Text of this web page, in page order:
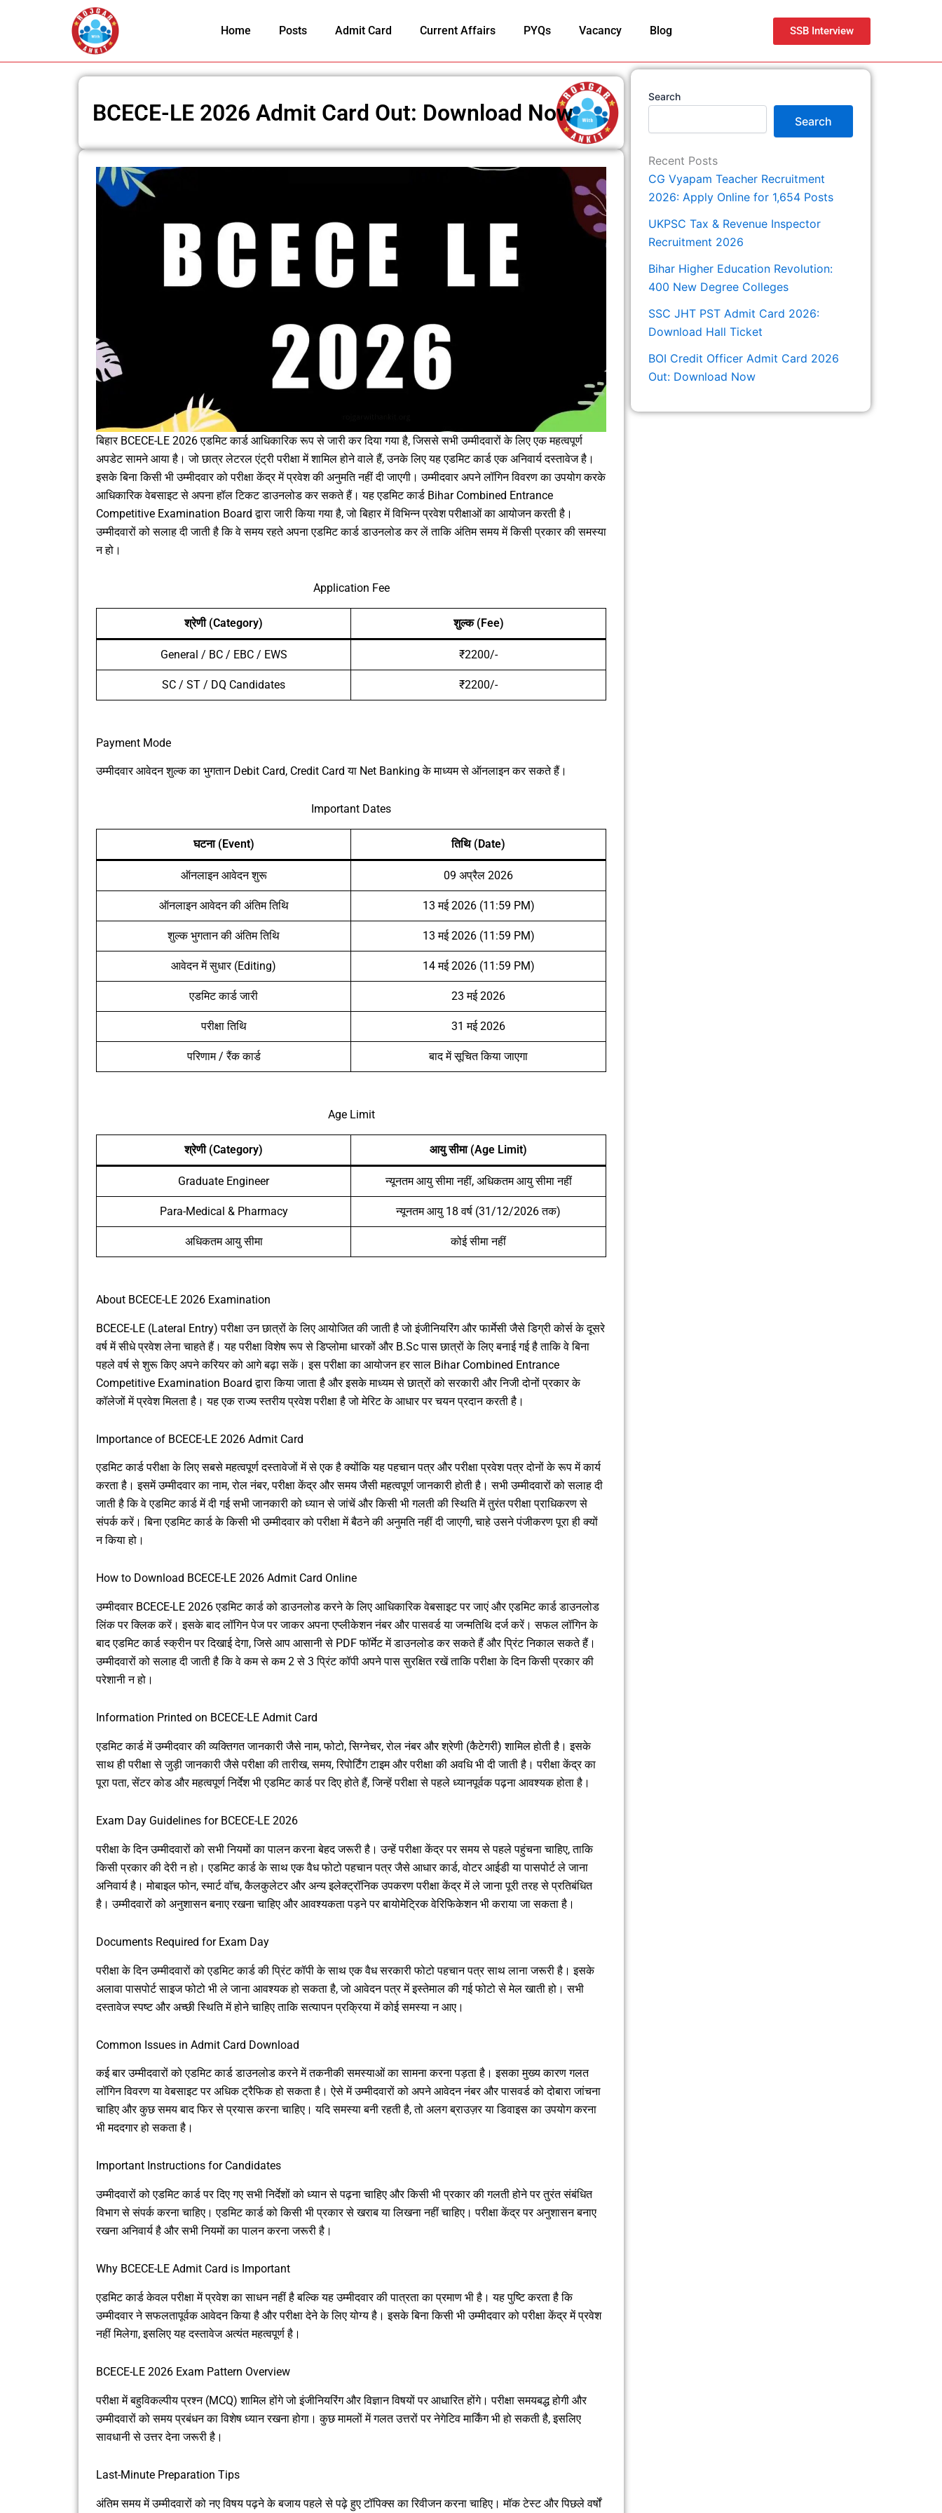
Home Posts Admit Card Current Affairs PYQs Vacancy Blog SSB Interview
BCECE-LE 2026 Admit Card Out: Download Now
बिहार BCECE-LE 2026 एडमिट कार्ड आधिकारिक रूप से जारी कर दिया गया है, जिससे सभी उम्मीदवारों के लिए एक महत्वपूर्ण
अपडेट सामने आया है। जो छात्र लेटरल एंट्री परीक्षा में शामिल होने वाले हैं, उनके लिए यह एडमिट कार्ड एक अनिवार्य दस्तावेज है।
इसके बिना किसी भी उम्मीदवार को परीक्षा केंद्र में प्रवेश की अनुमति नहीं दी जाएगी। उम्मीदवार अपने लॉगिन विवरण का उपयोग करके
आधिकारिक वेबसाइट से अपना हॉल टिकट डाउनलोड कर सकते हैं। यह एडमिट कार्ड Bihar Combined Entrance
Competitive Examination Board द्वारा जारी किया गया है, जो बिहार में विभिन्न प्रवेश परीक्षाओं का आयोजन करती है।
उम्मीदवारों को सलाह दी जाती है कि वे समय रहते अपना एडमिट कार्ड डाउनलोड कर लें ताकि अंतिम समय में किसी प्रकार की समस्या
न हो।
Application Fee
श्रेणी (Category) शुल्क (Fee)
General / BC / EBC / EWS ₹2200/-
SC / ST / DQ Candidates ₹2200/-
Payment Mode
उम्मीदवार आवेदन शुल्क का भुगतान Debit Card, Credit Card या Net Banking के माध्यम से ऑनलाइन कर सकते हैं।
Important Dates
घटना (Event) तिथि (Date)
ऑनलाइन आवेदन शुरू 09 अप्रैल 2026
ऑनलाइन आवेदन की अंतिम तिथि 13 मई 2026 (11:59 PM)
शुल्क भुगतान की अंतिम तिथि 13 मई 2026 (11:59 PM)
आवेदन में सुधार (Editing) 14 मई 2026 (11:59 PM)
एडमिट कार्ड जारी 23 मई 2026
परीक्षा तिथि 31 मई 2026
परिणाम / रैंक कार्ड बाद में सूचित किया जाएगा
Age Limit
श्रेणी (Category) आयु सीमा (Age Limit)
Graduate Engineer न्यूनतम आयु सीमा नहीं, अधिकतम आयु सीमा नहीं
Para-Medical & Pharmacy न्यूनतम आयु 18 वर्ष (31/12/2026 तक)
अधिकतम आयु सीमा कोई सीमा नहीं
About BCECE-LE 2026 Examination
BCECE-LE (Lateral Entry) परीक्षा उन छात्रों के लिए आयोजित की जाती है जो इंजीनियरिंग और फार्मेसी जैसे डिग्री कोर्स के दूसरे
वर्ष में सीधे प्रवेश लेना चाहते हैं। यह परीक्षा विशेष रूप से डिप्लोमा धारकों और B.Sc पास छात्रों के लिए बनाई गई है ताकि वे बिना
पहले वर्ष से शुरू किए अपने करियर को आगे बढ़ा सकें। इस परीक्षा का आयोजन हर साल Bihar Combined Entrance
Competitive Examination Board द्वारा किया जाता है और इसके माध्यम से छात्रों को सरकारी और निजी दोनों प्रकार के
कॉलेजों में प्रवेश मिलता है। यह एक राज्य स्तरीय प्रवेश परीक्षा है जो मेरिट के आधार पर चयन प्रदान करती है।
Importance of BCECE-LE 2026 Admit Card
एडमिट कार्ड परीक्षा के लिए सबसे महत्वपूर्ण दस्तावेजों में से एक है क्योंकि यह पहचान पत्र और परीक्षा प्रवेश पत्र दोनों के रूप में कार्य
करता है। इसमें उम्मीदवार का नाम, रोल नंबर, परीक्षा केंद्र और समय जैसी महत्वपूर्ण जानकारी होती है। सभी उम्मीदवारों को सलाह दी
जाती है कि वे एडमिट कार्ड में दी गई सभी जानकारी को ध्यान से जांचें और किसी भी गलती की स्थिति में तुरंत परीक्षा प्राधिकरण से
संपर्क करें। बिना एडमिट कार्ड के किसी भी उम्मीदवार को परीक्षा में बैठने की अनुमति नहीं दी जाएगी, चाहे उसने पंजीकरण पूरा ही क्यों
न किया हो।
How to Download BCECE-LE 2026 Admit Card Online
उम्मीदवार BCECE-LE 2026 एडमिट कार्ड को डाउनलोड करने के लिए आधिकारिक वेबसाइट पर जाएं और एडमिट कार्ड डाउनलोड
लिंक पर क्लिक करें। इसके बाद लॉगिन पेज पर जाकर अपना एप्लीकेशन नंबर और पासवर्ड या जन्मतिथि दर्ज करें। सफल लॉगिन के
बाद एडमिट कार्ड स्क्रीन पर दिखाई देगा, जिसे आप आसानी से PDF फॉर्मेट में डाउनलोड कर सकते हैं और प्रिंट निकाल सकते हैं।
उम्मीदवारों को सलाह दी जाती है कि वे कम से कम 2 से 3 प्रिंट कॉपी अपने पास सुरक्षित रखें ताकि परीक्षा के दिन किसी प्रकार की
परेशानी न हो।
Information Printed on BCECE-LE Admit Card
एडमिट कार्ड में उम्मीदवार की व्यक्तिगत जानकारी जैसे नाम, फोटो, सिग्नेचर, रोल नंबर और श्रेणी (कैटेगरी) शामिल होती है। इसके
साथ ही परीक्षा से जुड़ी जानकारी जैसे परीक्षा की तारीख, समय, रिपोर्टिंग टाइम और परीक्षा की अवधि भी दी जाती है। परीक्षा केंद्र का
पूरा पता, सेंटर कोड और महत्वपूर्ण निर्देश भी एडमिट कार्ड पर दिए होते हैं, जिन्हें परीक्षा से पहले ध्यानपूर्वक पढ़ना आवश्यक होता है।
Exam Day Guidelines for BCECE-LE 2026
परीक्षा के दिन उम्मीदवारों को सभी नियमों का पालन करना बेहद जरूरी है। उन्हें परीक्षा केंद्र पर समय से पहले पहुंचना चाहिए, ताकि
किसी प्रकार की देरी न हो। एडमिट कार्ड के साथ एक वैध फोटो पहचान पत्र जैसे आधार कार्ड, वोटर आईडी या पासपोर्ट ले जाना
अनिवार्य है। मोबाइल फोन, स्मार्ट वॉच, कैलकुलेटर और अन्य इलेक्ट्रॉनिक उपकरण परीक्षा केंद्र में ले जाना पूरी तरह से प्रतिबंधित
है। उम्मीदवारों को अनुशासन बनाए रखना चाहिए और आवश्यकता पड़ने पर बायोमेट्रिक वेरिफिकेशन भी कराया जा सकता है।
Documents Required for Exam Day
परीक्षा के दिन उम्मीदवारों को एडमिट कार्ड की प्रिंट कॉपी के साथ एक वैध सरकारी फोटो पहचान पत्र साथ लाना जरूरी है। इसके
अलावा पासपोर्ट साइज फोटो भी ले जाना आवश्यक हो सकता है, जो आवेदन पत्र में इस्तेमाल की गई फोटो से मेल खाती हो। सभी
दस्तावेज स्पष्ट और अच्छी स्थिति में होने चाहिए ताकि सत्यापन प्रक्रिया में कोई समस्या न आए।
Common Issues in Admit Card Download
कई बार उम्मीदवारों को एडमिट कार्ड डाउनलोड करने में तकनीकी समस्याओं का सामना करना पड़ता है। इसका मुख्य कारण गलत
लॉगिन विवरण या वेबसाइट पर अधिक ट्रैफिक हो सकता है। ऐसे में उम्मीदवारों को अपने आवेदन नंबर और पासवर्ड को दोबारा जांचना
चाहिए और कुछ समय बाद फिर से प्रयास करना चाहिए। यदि समस्या बनी रहती है, तो अलग ब्राउज़र या डिवाइस का उपयोग करना
भी मददगार हो सकता है।
Important Instructions for Candidates
उम्मीदवारों को एडमिट कार्ड पर दिए गए सभी निर्देशों को ध्यान से पढ़ना चाहिए और किसी भी प्रकार की गलती होने पर तुरंत संबंधित
विभाग से संपर्क करना चाहिए। एडमिट कार्ड को किसी भी प्रकार से खराब या लिखना नहीं चाहिए। परीक्षा केंद्र पर अनुशासन बनाए
रखना अनिवार्य है और सभी नियमों का पालन करना जरूरी है।
Why BCECE-LE Admit Card is Important
एडमिट कार्ड केवल परीक्षा में प्रवेश का साधन नहीं है बल्कि यह उम्मीदवार की पात्रता का प्रमाण भी है। यह पुष्टि करता है कि
उम्मीदवार ने सफलतापूर्वक आवेदन किया है और परीक्षा देने के लिए योग्य है। इसके बिना किसी भी उम्मीदवार को परीक्षा केंद्र में प्रवेश
नहीं मिलेगा, इसलिए यह दस्तावेज अत्यंत महत्वपूर्ण है।
BCECE-LE 2026 Exam Pattern Overview
परीक्षा में बहुविकल्पीय प्रश्न (MCQ) शामिल होंगे जो इंजीनियरिंग और विज्ञान विषयों पर आधारित होंगे। परीक्षा समयबद्ध होगी और
उम्मीदवारों को समय प्रबंधन का विशेष ध्यान रखना होगा। कुछ मामलों में गलत उत्तरों पर नेगेटिव मार्किंग भी हो सकती है, इसलिए
सावधानी से उत्तर देना जरूरी है।
Last-Minute Preparation Tips
अंतिम समय में उम्मीदवारों को नए विषय पढ़ने के बजाय पहले से पढ़े हुए टॉपिक्स का रिवीजन करना चाहिए। मॉक टेस्ट और पिछले वर्षों
Search
Search
Recent Posts
CG Vyapam Teacher Recruitment
2026: Apply Online for 1,654 Posts
UKPSC Tax & Revenue Inspector
Recruitment 2026
Bihar Higher Education Revolution:
400 New Degree Colleges
SSC JHT PST Admit Card 2026:
Download Hall Ticket
BOI Credit Officer Admit Card 2026
Out: Download Now